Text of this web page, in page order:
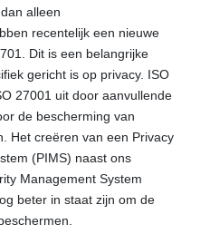
alleen
recentelijk een nieuwe
Dit is een belangrijke
gericht is op privacy. ISO
27001 uit door aanvullende
de bescherming van
Het creëren van een Privacy
(PIMS) naast ons
Management System
beter in staat zijn om de